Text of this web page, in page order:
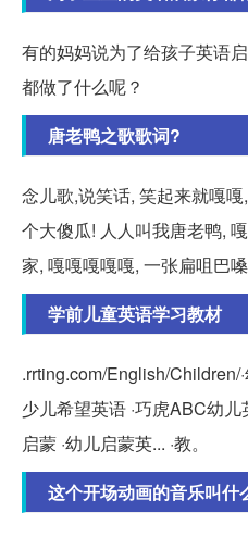
有的妈妈说为了给孩子英语
都做了什么呢？
唐老鸭之歌歌词?
念儿歌,说笑话, 笑起来就嘎
个大傻瓜! 人人叫我唐老鸭,
家, 嘎嘎嘎嘎嘎, 一张扁咀巴嗓
学前儿童英语学习教材
.rrting.com/English/Children/
少儿希望英语 ·巧虎ABC幼
启蒙 ·幼儿启蒙英... ·教。
这个开场动画的音乐叫什